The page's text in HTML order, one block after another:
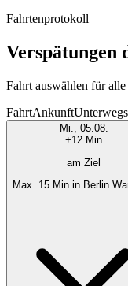
Fahrtenprotokoll
Verspätungen
Fahrt auswählen für
FahrtAnkunftUnterwegs
Mi., 05.08.
+12 Min
am Ziel
Max. 15 Min in Berlin